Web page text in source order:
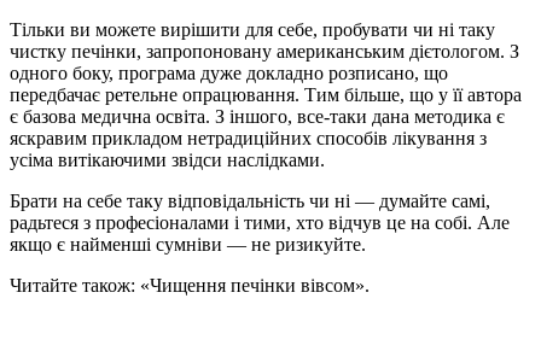
Тільки ви можете вирішити для себе, пробувати чи ні таку
чистку печінки, запропоновану американським дієтологом. З
одного боку, програма дуже докладно розписано, що
передбачає ретельне опрацювання. Тим більше, що у її автора
є базова медична освіта. З іншого, все-таки дана методика є
яскравим прикладом нетрадиційних способів лікування з
усіма витікаючими звідси наслідками.
Брати на себе таку відповідальність чи ні — думайте самі,
радьтеся з професіоналами і тими, хто відчув це на собі. Але
якщо є найменші сумніви — не ризикуйте.
Читайте також: «Чищення печінки вівсом».